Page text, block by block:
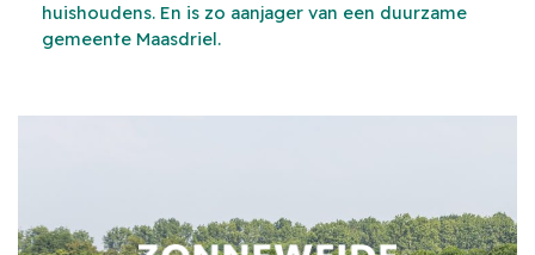
huishoudens. En is zo aanjager van een duurzame
gemeente Maasdriel.